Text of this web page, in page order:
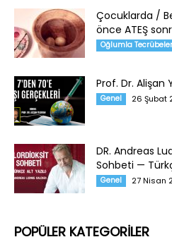
Çocuklarda /
önce ATEŞ
Oğlumla
Prof. Dr. Alişan
Genel 26 Şubat
DR. Andreas
Sohbeti —
Genel 27 Nisan
POPÜLER KATEGORİLER